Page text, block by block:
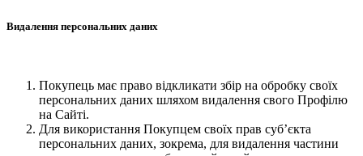
Видалення персональних даних
Покупець має право відкликати збір на обробку своїх
персональних даних шляхом видалення свого Профілю
на Сайті.
Для використання Покупцем своїх прав суб’єкта
персональних даних, зокрема, для видалення частини